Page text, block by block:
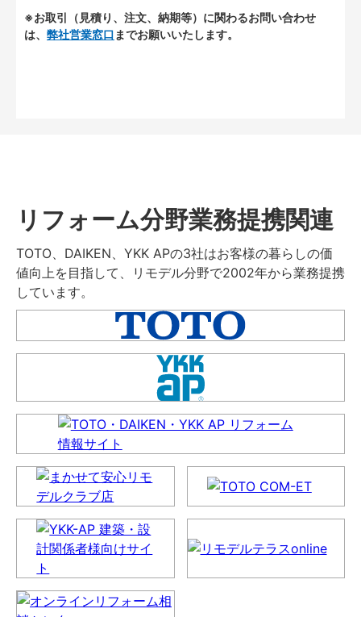
※お取引（見積り、注文、納期等）に関わるお問い合わせ
は、 弊社営業窓口 までお願いいたします。
リフォーム分野業務提携関連
TOTO、DAIKEN、YKK APの3社はお客様の暮らしの価
値向上を目指して、リモデル分野で2002年から業務提携
しています。